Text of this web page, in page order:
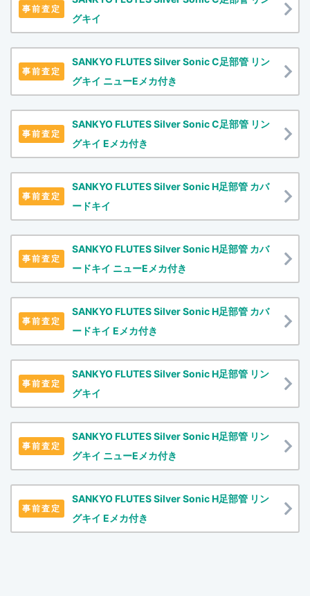
事前査定
グキイ
事前査定
SANKYO FLUTES Silver Sonic C足部管 リン
グキイ ニューEメカ付き
事前査定
SANKYO FLUTES Silver Sonic C足部管 リン
グキイ Eメカ付き
事前査定
SANKYO FLUTES Silver Sonic H足部管 カバ
ードキイ
事前査定
SANKYO FLUTES Silver Sonic H足部管 カバ
ードキイ ニューEメカ付き
事前査定
SANKYO FLUTES Silver Sonic H足部管 カバ
ードキイ Eメカ付き
事前査定
SANKYO FLUTES Silver Sonic H足部管 リン
グキイ
事前査定
SANKYO FLUTES Silver Sonic H足部管 リン
グキイ ニューEメカ付き
事前査定
SANKYO FLUTES Silver Sonic H足部管 リン
グキイ Eメカ付き